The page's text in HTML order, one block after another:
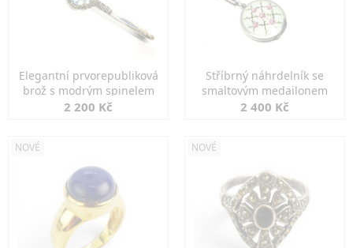
Elegantní prvorepubliková
brož s modrým spinelem
2 200 Kč
Stříbrný náhrdelník se
smaltovým medailonem
2 400 Kč
NOVÉ NOVÉ